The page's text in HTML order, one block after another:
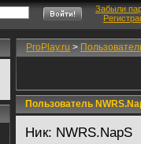
Забыли
ProPlay.ru >
Пользователь
Ник: NWRS.NapS